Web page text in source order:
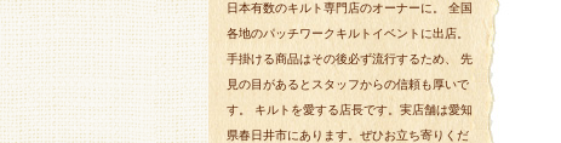
日本有数のキルト専門店のオーナーに。 全国
各地のパッチワークキルトイベントに出店。
手掛ける商品はその後必ず流行するため、 先
見の目があるとスタッフからの信頼も厚いで
す。 キルトを愛する店長です。実店舗は愛知
県春日井市にあります。ぜひお立ち寄りくだ